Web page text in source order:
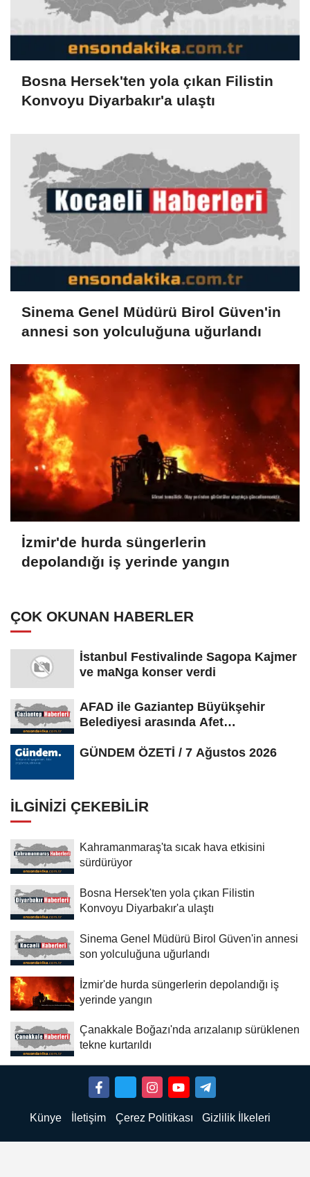
Bosna Hersek'ten yola çıkan Filistin
Konvoyu Diyarbakır'a ulaştı
Sinema Genel Müdürü Birol Güven'in
annesi son yolculuğuna uğurlandı
İzmir'de hurda süngerlerin
depolandığı iş yerinde yangın
ÇOK OKUNAN HABERLER
İstanbul Festivalinde Sagopa Kajmer
ve maNga konser verdi
AFAD ile Gaziantep Büyükşehir
Belediyesi arasında Afet
GÜNDEM ÖZETİ / 7 Ağustos 2026
İLGINIZI ÇEKEBILIR
Kahramanmaraş'ta sıcak hava etkisini
sürdürüyor
Bosna Hersek'ten yola çıkan Filistin
Konvoyu Diyarbakır'a ulaştı
Sinema Genel Müdürü Birol Güven'in annesi
son yolculuğuna uğurlandı
İzmir'de hurda süngerlerin depolandığı iş
yerinde yangın
Çanakkale Boğazı'nda arızalanıp sürüklenen
tekne kurtarıldı
Künye İletişim Çerez Politikası Gizlilik İlkeleri